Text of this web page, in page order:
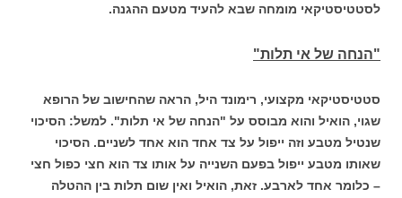
לסטטיסטיקאי מומחה שבא להעיד מטעם ההגנה.
"הנחה של אי תלות"
סטטיסטיקאי מקצועי, רימונד היל, הראה שהחישוב של הרופא
שגוי, הואיל והוא מבוסס על "הנחה של אי תלות". למשל: הסיכוי
שנטיל מטבע וזה ייפול על צד אחד הוא אחד לשניים. הסיכוי
שאותו מטבע ייפול בפעם השנייה על אותו צד הוא חצי כפול חצי
– כלומר אחד לארבע. זאת, הואיל ואין שום תלות בין ההטלה